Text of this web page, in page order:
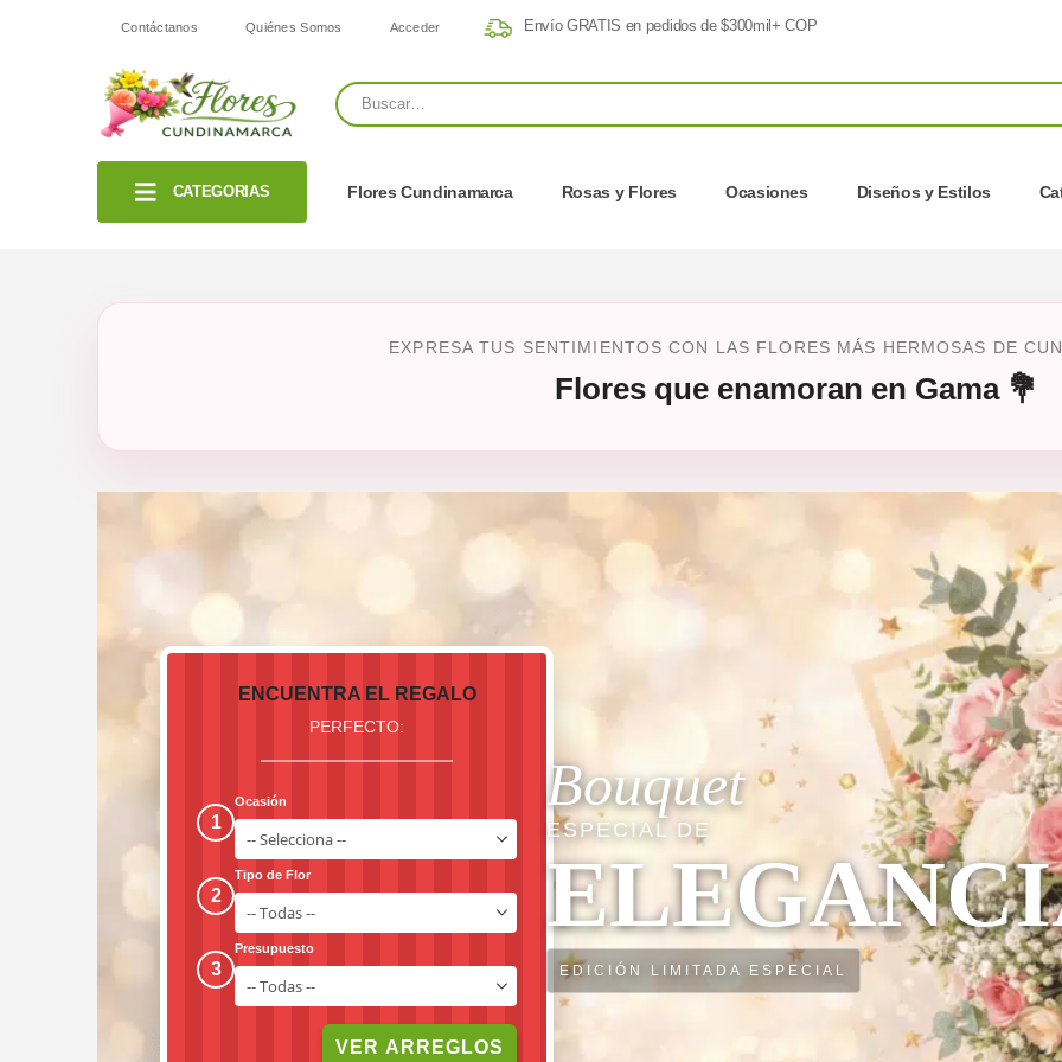
Contáctanos Quiénes Somos Acceder Envío GRATIS en pedidos de $300mil+ COP
CATEGORIAS Flores Cundinamarca Rosas y Flores Ocasiones Diseños y Estilos
EXPRESA TUS SENTIMIENTOS CON LAS FLORES MÁS HERMOSAS DE
Flores que enamoran en Gama 💐
ENCUENTRA EL REGALO
PERFECTO:
1
Ocasión
2
Tipo de Flor
3
Presupuesto
VER ARREGLOS
Bouquet
ESPECIAL DE
EDICIÓN LIMITADA ESPECIAL